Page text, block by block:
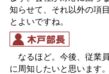
知らせて、それ以外の項
とよいですね。
なるほど。今後、従業
に周知したいと思います。